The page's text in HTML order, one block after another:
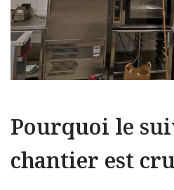
Pourquoi le
chantier est